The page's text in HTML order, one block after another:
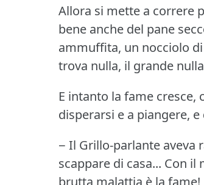
Allora si mette a correre
bene anche del pane
ammuffita, un nocciolo
trova nulla, il grande
E intanto la fame cresce,
disperarsi e a piangere, e
− Il Grillo-parlante aveva
scappare di casa... Con
brutta malattia è la fame!